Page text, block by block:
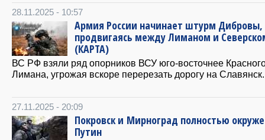
28.11.2025 - 10:57
Армия России начинает штурм Дибровы,
продвигаясь между Лиманом и
(КАРТА)
ВС РФ взяли ряд опорников ВСУ юго-восточнее
Лимана, угрожая вскоре перерезать дорогу на Славянск.
27.11.2025 - 20:09
Покровск и Мирноград полностью
Путин